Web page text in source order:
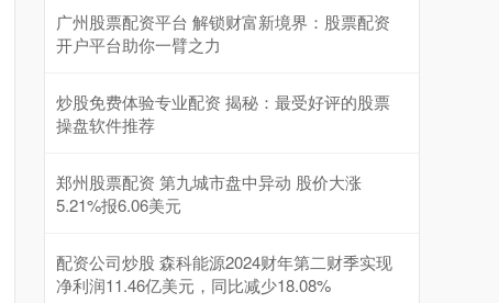
广州股票配资平台 解锁财富新境界：股票配资
开户平台助你一臂之力
炒股免费体验专业配资 揭秘：最受好评的股票
操盘软件推荐
郑州股票配资 第九城市盘中异动 股价大涨
5.21%报6.06美元
配资公司炒股 森科能源2024财年第二财季实现
净利润11.46亿美元，同比减少18.08%